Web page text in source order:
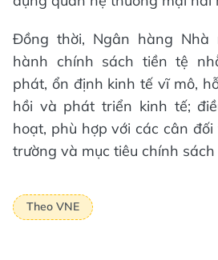
Đồng thời, Ngân hàng Nhà
hành chính sách tiền tệ
phát, ổn định kinh tế vĩ mô,
hồi và phát triển kinh tế;
hoạt, phù hợp với các cân
trường và mục tiêu chính sách
Theo VNE